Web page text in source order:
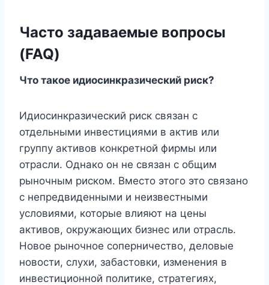
Часто задаваемые вопросы
(FAQ)
Что такое идиосинкразический риск?
Идиосинкразический риск связан с
отдельными инвестициями в актив или
группу активов конкретной фирмы или
отрасли. Однако он не связан с общим
рыночным риском. Вместо этого это связано
с непредвиденными и неизвестными
условиями, которые влияют на цены
активов, окружающих бизнес или отрасль.
Новое рыночное соперничество, деловые
новости, слухи, забастовки, изменения в
инвестиционной политике, стратегиях,